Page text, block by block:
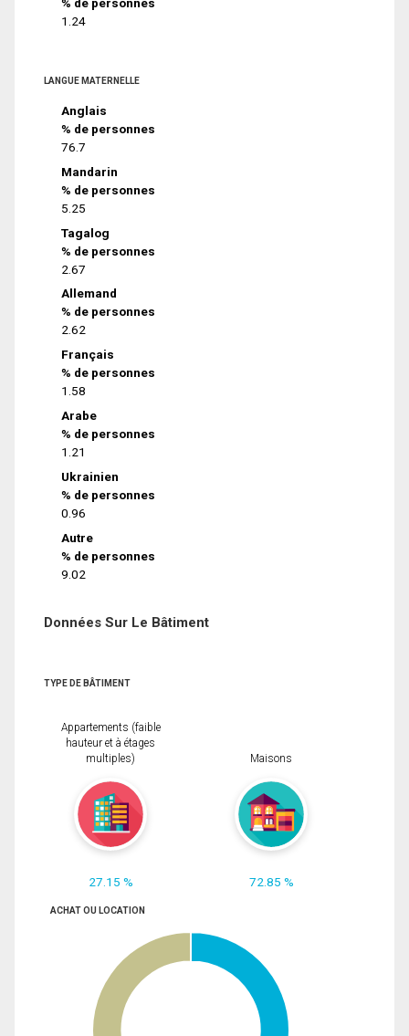
1.24
LANGUE MATERNELLE
Anglais
% de personnes
76.7
Mandarin
% de personnes
5.25
Tagalog
% de personnes
2.67
Allemand
% de personnes
2.62
Français
% de personnes
1.58
Arabe
% de personnes
1.21
Ukrainien
% de personnes
0.96
Autre
% de personnes
9.02
Données Sur Le Bâtiment
TYPE DE BÂTIMENT
Appartements (faible
hauteur et à étages
multiples)
27.15 %
Maisons
72.85 %
ACHAT OU LOCATION